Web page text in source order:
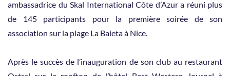
ambassadrice du Skal International Côte d’Azur a réuni plus
de 145 participants pour la première soirée de son
association sur la plage La Baieta à Nice.
Après le succès de l’inauguration de son club au restaurant